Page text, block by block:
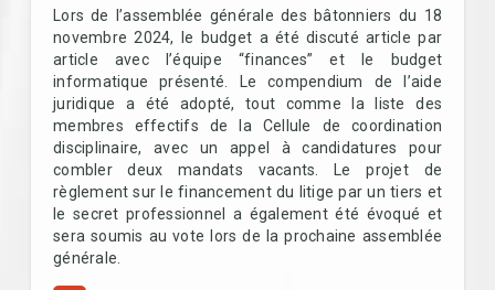
Lors de l’assemblée générale des bâtonniers du 18
novembre 2024, le budget a été discuté article par
article avec l’équipe “finances” et le budget
informatique présenté. Le compendium de l’aide
juridique a été adopté, tout comme la liste des
membres effectifs de la Cellule de coordination
disciplinaire, avec un appel à candidatures pour
combler deux mandats vacants. Le projet de
règlement sur le financement du litige par un tiers et
le secret professionnel a également été évoqué et
sera soumis au vote lors de la prochaine assemblée
générale.